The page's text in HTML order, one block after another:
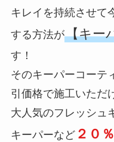
キレイを持続させて
する方法が【キー
す！
そのキーパーコーテ
引価格で施工いただ
大人気のフレッシュ
キーパーなど２０